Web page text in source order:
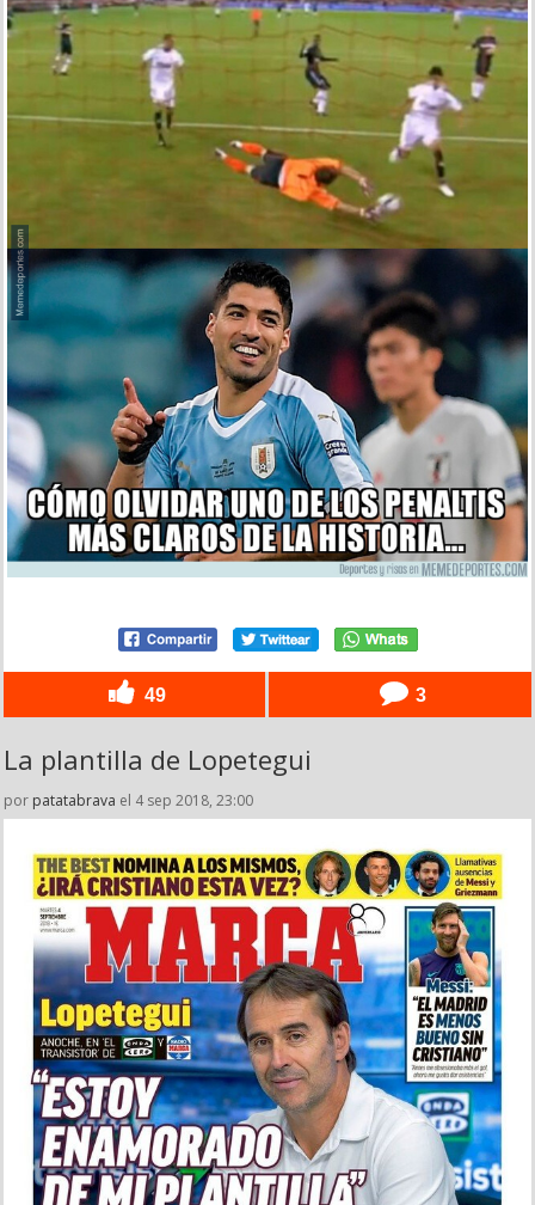
49 3
La plantilla de Lopetegui
por patatabrava el 4 sep 2018, 23:00